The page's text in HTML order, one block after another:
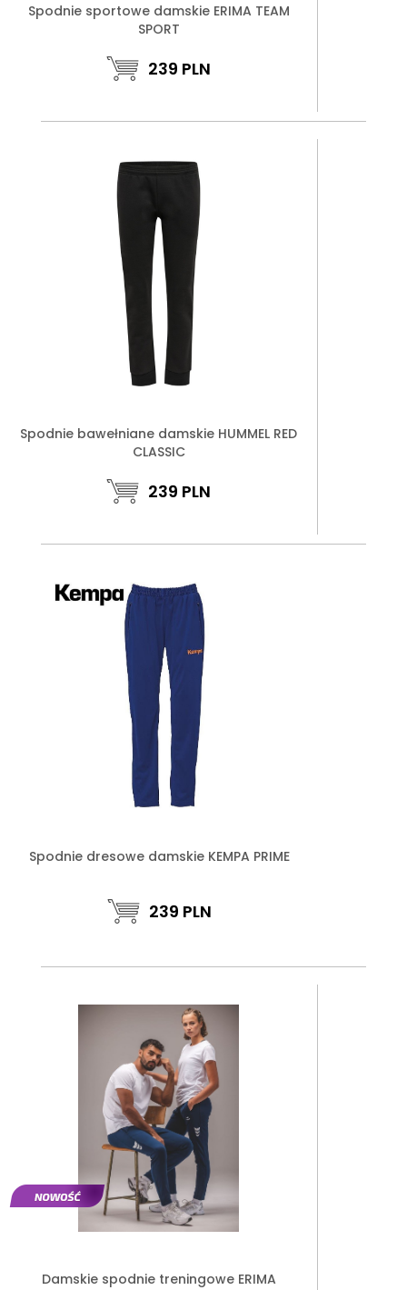
Spodnie sportowe damskie ERIMA TEAM
SPORT
239 PLN
Spodnie bawełniane damskie HUMMEL RED
CLASSIC
239 PLN
Spodnie dresowe damskie KEMPA PRIME
239 PLN
Damskie spodnie treningowe ERIMA